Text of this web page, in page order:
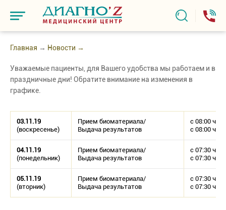
Главная → Новости →
Уважаемые пациенты, для Вашего удобства мы работаем и в
праздничные дни! Обратите внимание на изменения в
графике.
03.11.19
(воскресенье)
Прием биоматериала/
Выдача результатов
с 08:00 ч. –
с 08:00 ч. –
04.11.19
(понедельник)
Прием биоматериала/
Выдача результатов
с 07:30 ч. –
с 07:30 ч. –
05.11.19
(вторник)
Прием биоматериала/
Выдача результатов
с 07:30 ч. –
с 07:30 ч. –